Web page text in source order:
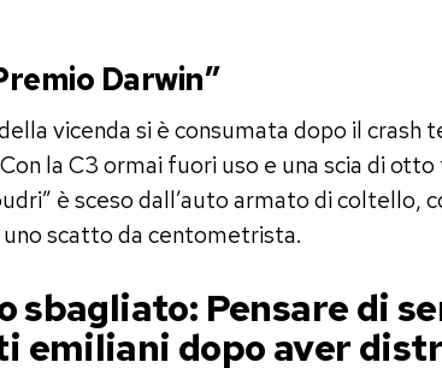
Darwin”
vicenda si è consumata dopo il crash
la C3 ormai fuori uso e una scia di
è sceso dall’auto armato di coltello,
scatto da centometrista.
sbagliato: Pensare di
emiliani dopo aver